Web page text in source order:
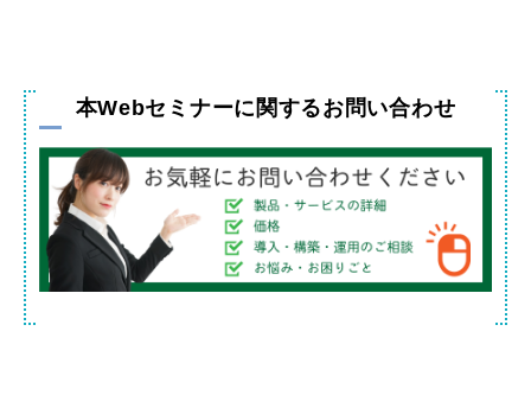
本Webセミナーに関するお問い合わせ